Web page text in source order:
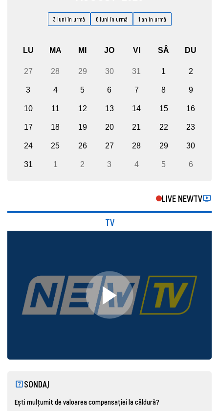
3 luni în urmă 6 luni în urmă 1 an în urmă
LU MA MI JO VI SÂ DU
27 28 29 30 31 1 2
3 4 5 6 7 8 9
10 11 12 13 14 15 16
17 18 19 20 21 22 23
24 25 26 27 28 29 30
31 1 2 3 4 5 6
LIVE NEWTV
TV
SONDAJ
Ești mulțumit de valoarea compensației la căldură?